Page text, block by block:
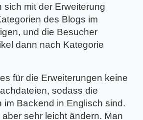
sich mit der Erweiterung
des Blogs im
und die Besucher
dann nach Kategorie
für die Erweiterungen keine
sodass die
im Backend in Englisch sind.
sehr leicht ändern. Man